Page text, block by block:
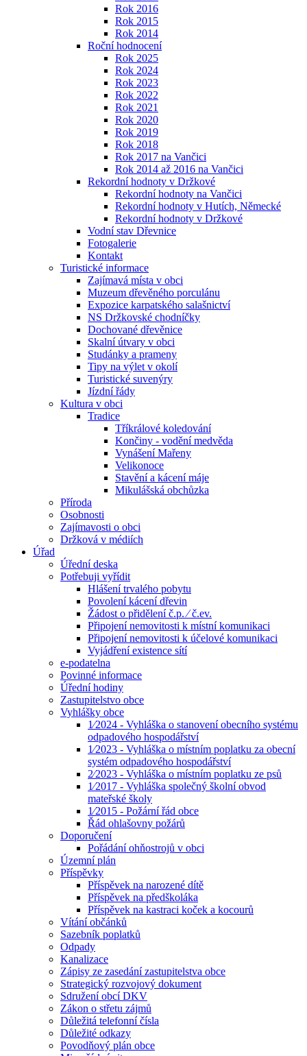
Rok 2016
Rok 2015
Rok 2014
Roční hodnocení
Rok 2025
Rok 2024
Rok 2023
Rok 2022
Rok 2021
Rok 2020
Rok 2019
Rok 2018
Rok 2017 na Vančici
Rok 2014 až 2016 na Vančici
Rekordní hodnoty v Držkové
Rekordní hodnoty na Vančici
Rekordní hodnoty v Hutích, Německé
Rekordní hodnoty v Držkové
Vodní stav Dřevnice
Fotogalerie
Kontakt
Turistické informace
Zajímavá místa v obci
Muzeum dřevěného porculánu
Expozice karpatského salašnictví
NS Držkovské chodníčky
Dochované dřevěnice
Skalní útvary v obci
Studánky a prameny
Tipy na výlet v okolí
Turistické suvenýry
Jízdní řády
Kultura v obci
Tradice
Tříkrálové koledování
Končiny - vodění medvěda
Vynášení Mařeny
Velikonoce
Stavění a kácení máje
Mikulášská obchůzka
Příroda
Osobnosti
Zajímavosti o obci
Držková v médiích
Úřad
Úřední deska
Potřebuji vyřídit
Hlášení trvalého pobytu
Povolení kácení dřevin
Žádost o přidělení č.p. ⁄ č.ev.
Připojení nemovitosti k místní komunikaci
Připojení nemovitosti k účelové komunikaci
Vyjádření existence sítí
e-podatelna
Povinné informace
Úřední hodiny
Zastupitelstvo obce
Vyhlášky obce
1⁄2024 - Vyhláška o stanovení obecního systému
odpadového hospodářství
1⁄2023 - Vyhláška o místním poplatku za obecní
systém odpadového hospodářství
2⁄2023 - Vyhláška o místním poplatku ze psů
1⁄2017 - Vyhláška společný školní obvod
mateřské školy
1⁄2015 - Požární řád obce
Řád ohlašovny požárů
Doporučení
Pořádání ohňostrojů v obci
Územní plán
Příspěvky
Příspěvek na narozené dítě
Příspěvek na předškoláka
Příspěvek na kastraci koček a kocourů
Vítání občánků
Sazebník poplatků
Odpady
Kanalizace
Zápisy ze zasedání zastupitelstva obce
Strategický rozvojový dokument
Sdružení obcí DKV
Zákon o střetu zájmů
Důležitá telefonní čísla
Důležité odkazy
Povodňový plán obce